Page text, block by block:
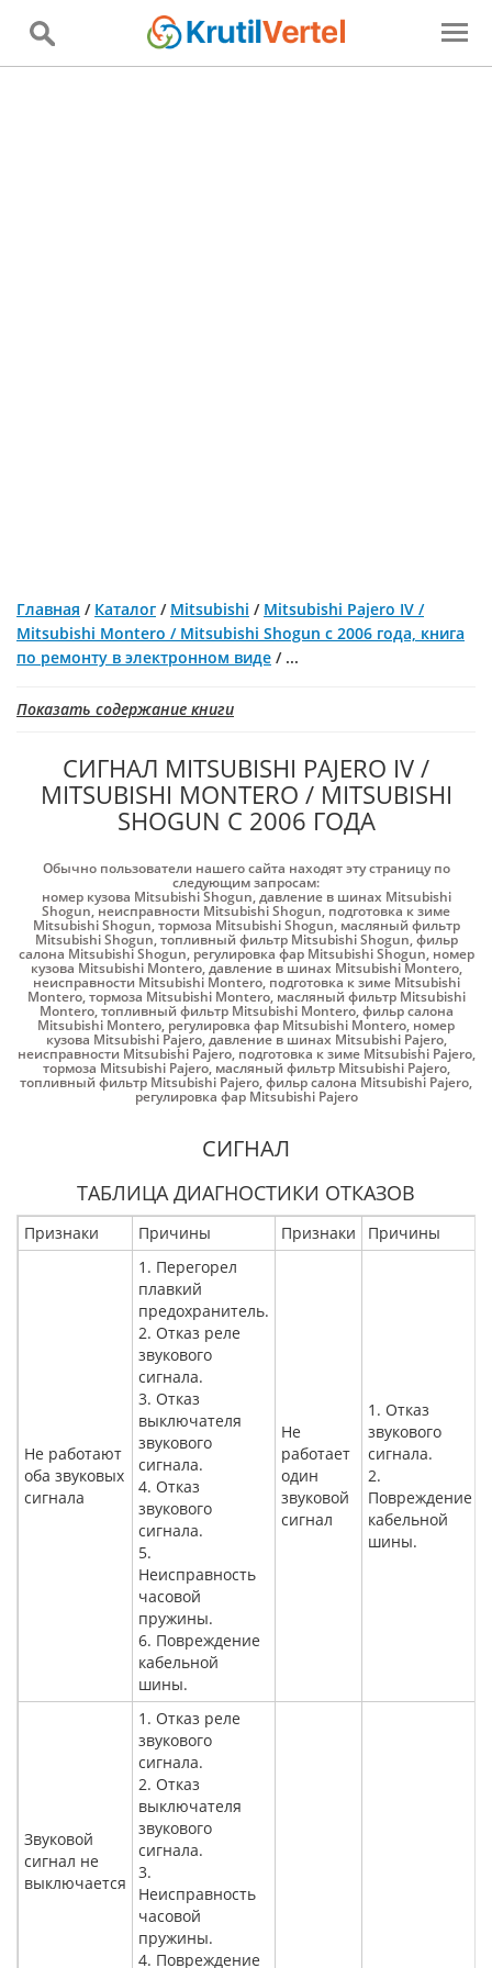
Главная / Каталог / Mitsubishi / Mitsubishi Pajero IV /
Mitsubishi Montero / Mitsubishi Shogun с 2006 года, книга
по ремонту в электронном виде / ...
Показать содержание книги
СИГНАЛ MITSUBISHI PAJERO IV /
MITSUBISHI MONTERO / MITSUBISHI
SHOGUN С 2006 ГОДА
Обычно пользователи нашего сайта находят эту страницу по
следующим запросам:
номер кузова Mitsubishi Shogun,давление в шинах Mitsubishi
Shogun,неисправности Mitsubishi Shogun, подготовка к зиме
Mitsubishi Shogun,тормоза Mitsubishi Shogun, масляный фильтр
Mitsubishi Shogun,топливный фильтр Mitsubishi Shogun,фильр
салона Mitsubishi Shogun, регулировка фар Mitsubishi Shogun, номер
кузова Mitsubishi Montero,давление в шинах Mitsubishi Montero,
неисправности Mitsubishi Montero, подготовка к зиме Mitsubishi
Montero,тормоза Mitsubishi Montero, масляный фильтр Mitsubishi
Montero,топливный фильтр Mitsubishi Montero,фильр салона
Mitsubishi Montero, регулировка фар Mitsubishi Montero, номер
кузова Mitsubishi Pajero,давление в шинах Mitsubishi Pajero,
неисправности Mitsubishi Pajero, подготовка к зиме Mitsubishi Pajero,
тормоза Mitsubishi Pajero, масляный фильтр Mitsubishi Pajero,
топливный фильтр Mitsubishi Pajero,фильр салона Mitsubishi Pajero,
регулировка фар Mitsubishi Pajero
СИГНАЛ
ТАБЛИЦА ДИАГНОСТИКИ ОТКАЗОВ
Признаки Причины Признаки Причины
Не работают
оба звуковых
сигнала
1. Перегорел
плавкий
предохранитель.
2. Отказ реле
звукового
сигнала.
3. Отказ
выключателя
звукового
сигнала.
4. Отказ
звукового
сигнала.
5.
Неисправность
часовой
пружины.
6. Повреждение
кабельной
шины.
Не
работает
один
звуковой
сигнал
1. Отказ
звукового
сигнала.
2.
Повреждение
кабельной
шины.
Звуковой
сигнал не
выключается
1. Отказ реле
звукового
сигнала.
2. Отказ
выключателя
звукового
сигнала.
3.
Неисправность
часовой
пружины.
4. Повреждение